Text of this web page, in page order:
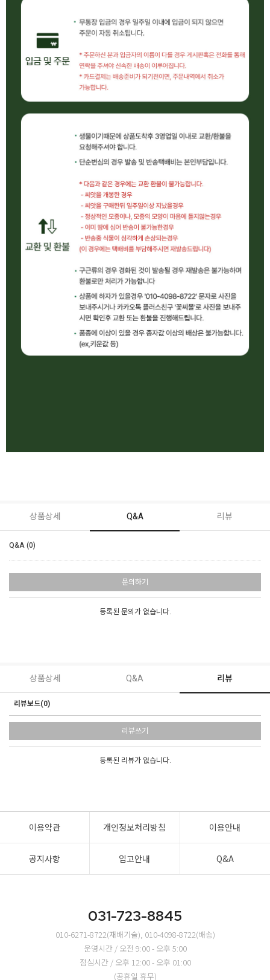
상품상세 Q&A 리뷰
Q&A (0)
문의하기
등록된 문의가 없습니다.
상품상세 Q&A 리뷰
리뷰보드(0)
리뷰쓰기
등록된 리뷰가 없습니다.
이용약관 개인정보처리방침 이용안내
공지사항 입고안내 Q&A
031-723-8845
010-6271-8722(재배기술), 010-4098-8722(배송)
운영시간 / 오전 9:00 - 오후 5:00
점심시간 / 오후 12:00 - 오후 01:00
(공휴일 휴무)